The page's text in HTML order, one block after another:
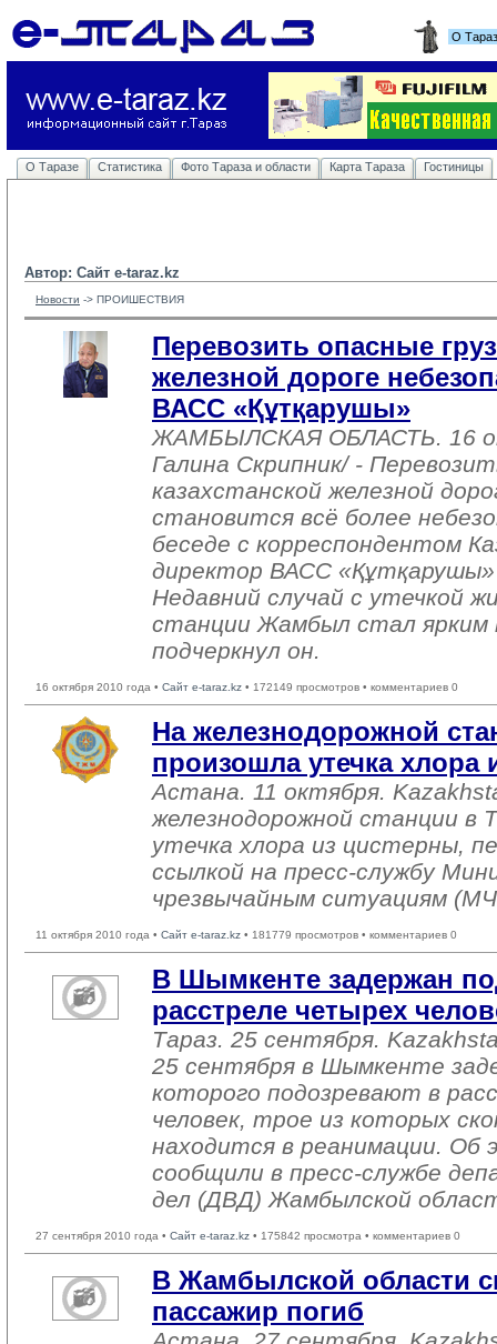
О
О Таразе Статистика Фото Тараза и области Карта Тараза Гостиницы
Автор: Сайт e-taraz.kz
Новости -> ПРОИШЕСТВИЯ
Перевозить опасные
железной дороге
ВАСС «Құтқарушы»
ЖАМБЫЛСКАЯ ОБЛАСТЬ. 16
Галина Скрипник/ -
казахстанской железной
становится всё более
беседе с корреспондентом
директор ВАСС
Недавний случай с утечкой
станции Жамбыл стал ярким
подчеркнул он.
16 октября 2010 года • Сайт e-taraz.kz • 172149 просмотров • комментариев 0
На железнодорожной
произошла утечка хлора
Астана. 11 октября.
железнодорожной станции в
утечка хлора из цистерны,
ссылкой на пресс-службу
чрезвычайным ситуациям
11 октября 2010 года • Сайт e-taraz.kz • 181779 просмотров • комментариев 0
В Шымкенте задержан
расстреле четырех
Тараз. 25 сентября.
25 сентября в Шымкенте
которого подозревают в
человек, трое из которых
находится в реанимации. Об
сообщили в пресс-службе
дел (ДВД) Жамбылской
27 сентября 2010 года • Сайт e-taraz.kz • 175842 просмотра • комментариев 0
В Жамбылской области
пассажир погиб